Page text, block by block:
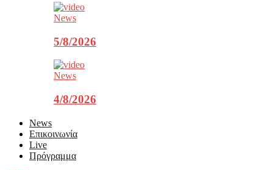
News
5/8/2026
News
4/8/2026
News
Επικοινωνία
Live
Πρόγραμμα